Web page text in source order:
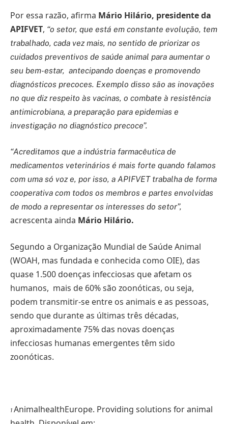
Por essa razão, afirma Mário Hilário, presidente da
APIFVET, “o setor, que está em constante evolução, tem
trabalhado, cada vez mais, no sentido de priorizar os
cuidados preventivos de saúde animal para aumentar o
seu bem-estar, antecipando doenças e promovendo
diagnósticos precoces. Exemplo disso são as inovações
no que diz respeito às vacinas, o combate à resistência
antimicrobiana, a preparação para epidemias e
investigação no diagnóstico precoce”.
“Acreditamos que a indústria farmacêutica de
medicamentos veterinários é mais forte quando falamos
com uma só voz e, por isso, a APIFVET trabalha de forma
cooperativa com todos os membros e partes envolvidas
de modo a representar os interesses do setor”,
acrescenta ainda Mário Hilário.
Segundo a Organização Mundial de Saúde Animal
(WOAH, mas fundada e conhecida como OIE), das
quase 1.500 doenças infecciosas que afetam os
humanos, mais de 60% são zoonóticas, ou seja,
podem transmitir-se entre os animais e as pessoas,
sendo que durante as últimas três décadas,
aproximadamente 75% das novas doenças
infecciosas humanas emergentes têm sido
zoonóticas.
1 AnimalhealthEurope. Providing solutions for animal